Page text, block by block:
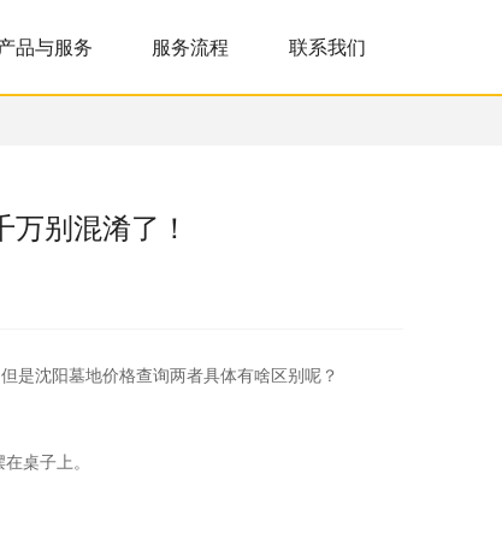
品与服务 服务流程 联系我们
别混淆了！
是沈阳墓地价格查询两者具体有啥区别呢？
桌子上。